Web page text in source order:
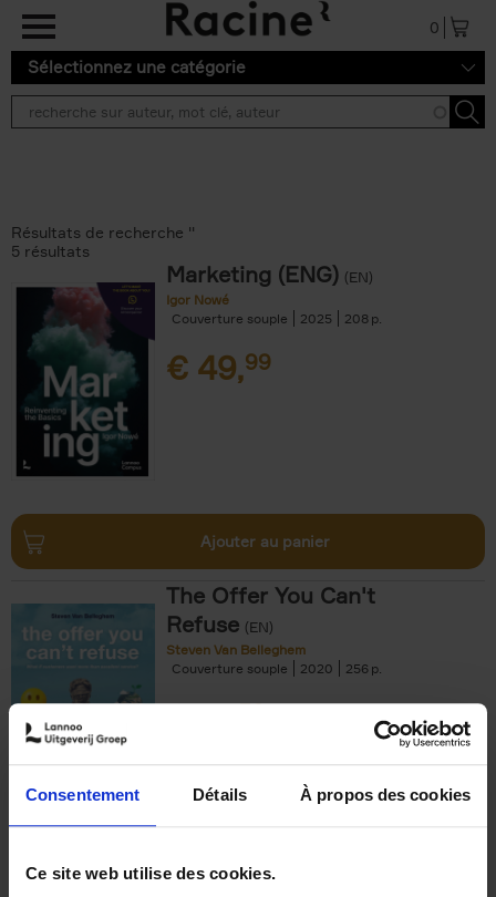
Consentement Détails À propos des cookies
Ce site web utilise des cookies.
Aller au contenu principal
0
Sélectionnez une catégorie
Résultats de recherche ''
5 résultats
Marketing (ENG) (EN)
Igor Nowé
Couverture souple
2025 208
€ 49,99
Ajouter au panier
The Offer You Can't
Refuse (EN)
Steven Van Belleghem
Couverture souple
2020 256
€37,50